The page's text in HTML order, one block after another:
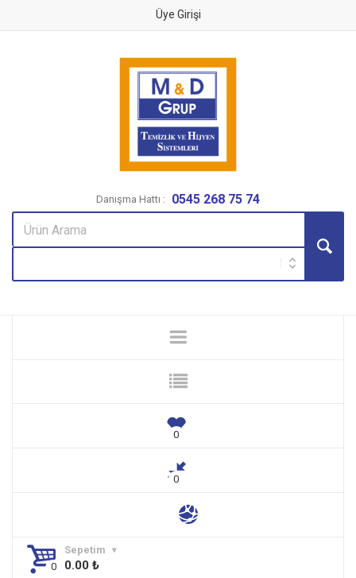
Üye Girişi
Danışma Hattı : 0545 268 75 74
Sepetim
0.00 ₺